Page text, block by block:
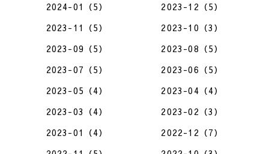
2024-01（5）
2023-12（5）
2023-11（5）
2023-10（3）
2023-09（5）
2023-08（5）
2023-07（5）
2023-06（5）
2023-05（4）
2023-04（4）
2023-03（4）
2023-02（3）
2023-01（4）
2022-12（7）